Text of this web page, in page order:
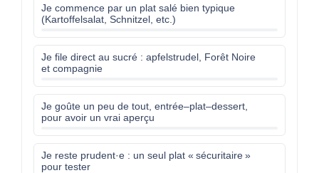
Je commence par un plat salé bien typique
(Kartoffelsalat, Schnitzel, etc.)
Je file direct au sucré : apfelstrudel, Forêt Noire
et compagnie
Je goûte un peu de tout, entrée–plat–dessert,
pour avoir un vrai aperçu
Je reste prudent·e : un seul plat « sécuritaire »
pour tester